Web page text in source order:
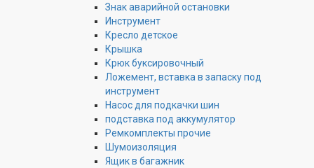
Знак аварийной остановки
Инструмент
Кресло детское
Крышка
Крюк буксировочный
Ложемент, вставка в запаску под
инструмент
Насос для подкачки шин
подставка под аккумулятор
Ремкомплекты прочие
Шумоизоляция
Ящик в багажник